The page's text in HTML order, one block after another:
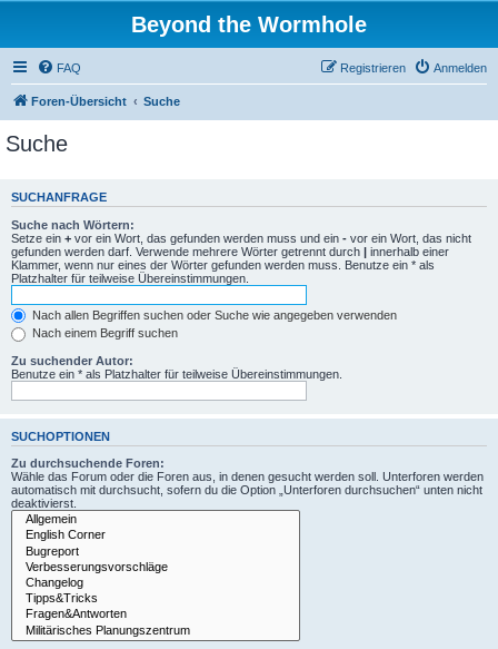
Beyond the Wormhole
FAQ Anmelden
Registrieren
Foren-Übersicht Suche
Suche
SUCHANFRAGE
Suche nach Wörtern:
Setze ein + vor ein Wort, das gefunden werden muss und ein - vor ein Wort, das nicht
gefunden werden darf. Verwende mehrere Wörter getrennt durch | innerhalb einer
Klammer, wenn nur eines der Wörter gefunden werden muss. Benutze ein * als
Platzhalter für teilweise Übereinstimmungen.
Nach allen Begriffen suchen oder Suche wie angegeben verwenden
Nach einem Begriff suchen
Zu suchender Autor:
Benutze ein * als Platzhalter für teilweise Übereinstimmungen.
SUCHOPTIONEN
Zu durchsuchende Foren:
Wähle das Forum oder die Foren aus, in denen gesucht werden soll. Unterforen werden
automatisch mit durchsucht, sofern du die Option „Unterforen durchsuchen“ unten nicht
deaktivierst.